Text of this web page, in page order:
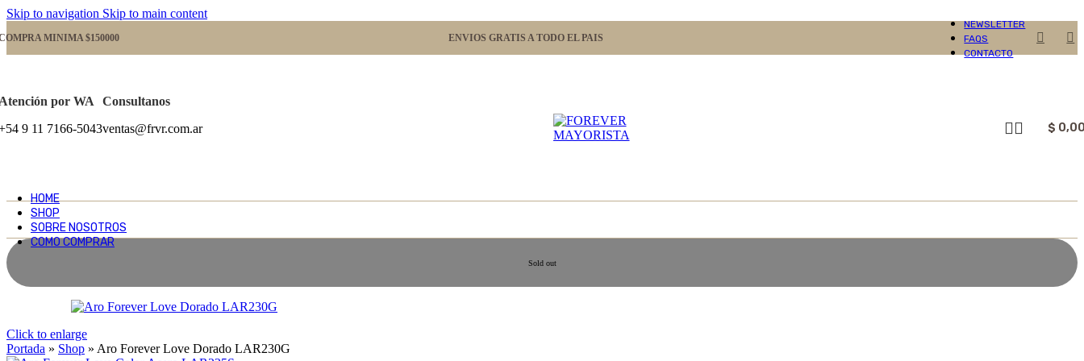
Skip to navigation Skip to main content
MINIMA $150000 ENVIOS GRATIS A TODO EL PAIS
NEWSLETTER
FAQS
CONTACTO
por WA
9 11 7166-5043
Consultanos
ventas@frvr.com.ar
$
HOME
SHOP
SOBRE NOSOTROS
COMO COMPRAR
Sold out
Click to enlarge
Portada » Shop » Aro Forever Love Dorado LAR230G